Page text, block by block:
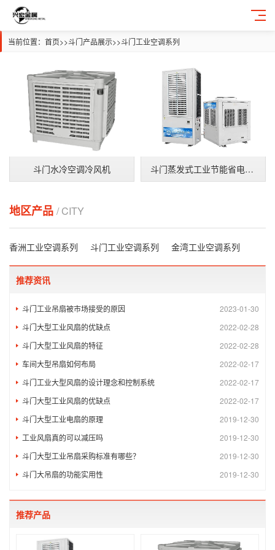
当前位置： 首页>>斗门产品展示>>斗门工业空调系列
斗门水冷空调冷风机 斗门蒸发式工业节能省电空调
地区产品 / CITY
香洲工业空调系列 斗门工业空调系列 金湾工业空调系列
推荐资讯
2023-01-30
斗门工业吊扇被市场接受的原因
2022-02-28
斗门大型工业风扇的优缺点
2022-02-28
斗门大型工业风扇的特征
2022-02-17
车间大型吊扇如何布局
2022-02-17
斗门工业大型风扇的设计理念和控制系统
2022-02-17
斗门大型工业风扇的优缺点
2019-12-30
斗门大型工业电扇的原理
2019-12-30
工业风扇真的可以减压吗
2019-12-30
斗门大型工业吊扇采购标准有哪些？
2019-12-30
斗门大吊扇的功能实用性
推荐产品